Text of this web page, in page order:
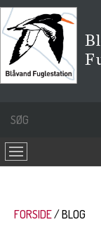
FORSIDE
BLOG